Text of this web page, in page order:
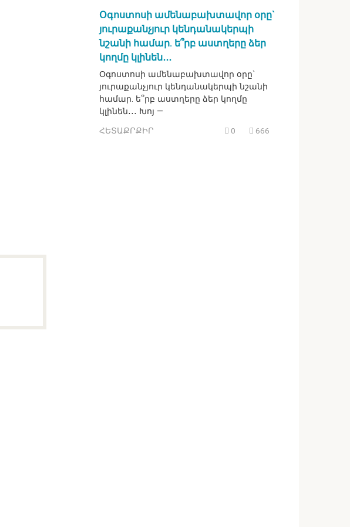
Օգոստոսի ամենաբախտավոր օրը`
յուրաքանչյուր կենդանակերպի
նշանի համար. ե՞րբ աստղերը ձեր
կողմը կլինեն․․․
Օգոստոսի ամենաբախտավոր օրը`
յուրաքանչյուր կենդանակերպի նշանի
համար. ե՞րբ աստղերը ձեր կողմը
կլինեն․․․ Խոյ —
ՀԵՏԱՔՐՔԻՐ 0 666